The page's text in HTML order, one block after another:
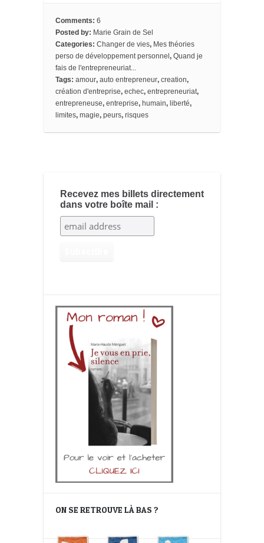
o
o
k
e
r
r
e
s
t
a
r
d
b
o
o
a
r
k
s
Comments: 6
Posted by: Marie Grain de Sel
Categories: Changer de vies, Mes théories
perso de développement personnel, Quand je
fais de l'entrepreneuriat...
Tags: amour, auto entrepreneur, creation,
création d'entreprise, echec, entrepreneuriat,
entrepreneuse, entreprise, humain, liberté,
limites, magie, peurs, risques
Recevez mes billets directement
dans votre boîte mail :
ON SE RETROUVE LÀ BAS ?